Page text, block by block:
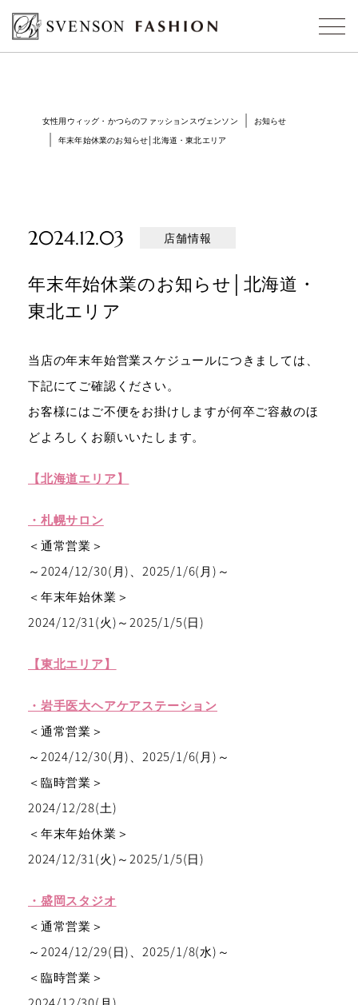
女性用ウィッグ・かつらのファッションスヴェンソン
お知らせ
年末年始休業のお知らせ│北海道・東北エリア
2024.12.03 店舗情報
年末年始休業のお知らせ│北海道・
東北エリア
当店の年末年始営業スケジュールにつきましては、
下記にてご確認ください。
お客様にはご不便をお掛けしますが何卒ご容赦のほ
どよろしくお願いいたします。
【北海道エリア】
・札幌サロン
＜通常営業＞
～2024/12/30(月)、2025/1/6(月)～
＜年末年始休業＞
2024/12/31(火)～2025/1/5(日)
【東北エリア】
・岩手医大ヘアケアステーション
＜通常営業＞
～2024/12/30(月)、2025/1/6(月)～
＜臨時営業＞
2024/12/28(土)
＜年末年始休業＞
2024/12/31(火)～2025/1/5(日)
・盛岡スタジオ
＜通常営業＞
～2024/12/29(日)、2025/1/8(水)～
＜臨時営業＞